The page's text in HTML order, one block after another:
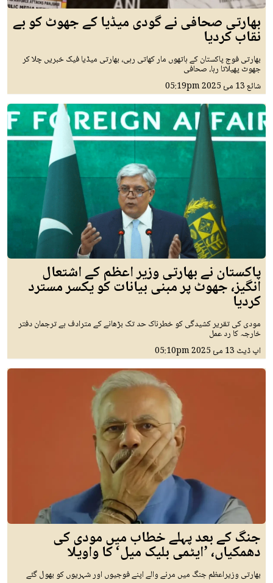
بھارتی صحافی نے گودی میڈیا کے جھوٹ کو بے
نقاب کردیا
بھارتی فوج پاکستان کے ہاتھوں مار کھاتی رہی، بھارتی میڈیا فیک خبریں چلا کر
جھوٹ پھیلاتا رہا، صحافی
شائع13 مئ 2025 05:19pm
پاکستان نے بھارتی وزیر اعظم کے اشتعال
انگیز، جھوٹ پر مبنی بیانات کو یکسر مسترد
کردیا
مودی کی تقریر کشیدگی کو خطرناک حد تک بڑھانے کے مترادف ہے ترجمان دفتر
خارجہ کا رد عمل
اپ ڈیٹ 13 مئ 2025 05:10pm
جنگ کے بعد پہلے خطاب میں مودی کی
دھمکیاں، ’ایٹمی بلیک میل‘ کا واویلا
بھارتی وزیراعظم جنگ میں مرنے والے اپنے فوجیوں اور شہریوں کو بھول گئے